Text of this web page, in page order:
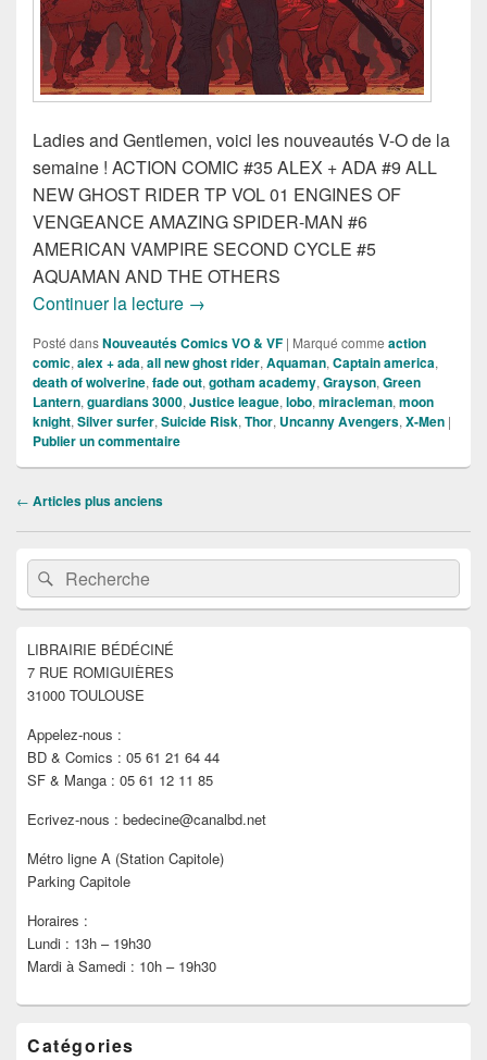
Ladies and Gentlemen, voici les nouveautés V-O de la
semaine ! ACTION COMIC #35 ALEX + ADA #9 ALL
NEW GHOST RIDER TP VOL 01 ENGINES OF
VENGEANCE AMAZING SPIDER-MAN #6
AMERICAN VAMPIRE SECOND CYCLE #5
AQUAMAN AND THE OTHERS
Continuer la lecture Sortie des comics VO de la semaine
→
Posté dansNouveautés Comics VO & VF | Marqué comme action
comic, alex + ada, all new ghost rider, Aquaman, Captain america,
death of wolverine, fade out, gotham academy, Grayson, Green
Lantern, guardians 3000, Justice league, lobo, miracleman, moon
knight, Silver surfer, Suicide Risk, Thor, Uncanny Avengers, X-Men |
Publier un commentaire
Navigation
articles
← Articles plus anciens
Zone
principale
de
widget
barre
latérale
Recherche :Rechercher
LIBRAIRIE BÉDÉCINÉ
7 RUE ROMIGUIÈRES
31000 TOULOUSE
Appelez-nous :
BD & Comics : 05 61 21 64 44
SF & Manga : 05 61 12 11 85
Ecrivez-nous : bedecine@canalbd.net
Métro ligne A (Station Capitole)
Parking Capitole
Horaires :
Lundi : 13h – 19h30
Mardi à Samedi : 10h – 19h30
Catégories